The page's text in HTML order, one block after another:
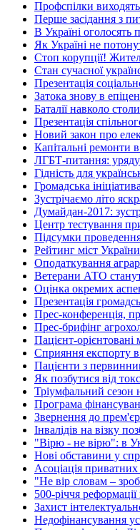
Профспілки
Перше засідання з
В Україні оголосять
Як Україні не
Стоп корупції!
Стан сучасної
Презентація
Затока знову в
Баталії навколо
Презентація
Новий закон про
Капітальні ремонти
ЛГБТ-питання: уряду
Гідність для
Громадська
Зустрічаємо літо
Думайдан-2017:
Центр тестування
Підсумки
Рейтинг міст
Оподаткування
Ветерани АТО
Оцінка окремих
Презентація
Прес-конференція,
Прес-брифінг
Пацієнт-орієнтовані
Сприяння експорту в
Пацієнти з
Як позбутися від
Тріумфальний сезон
Програма
Звернення до
Інвалідів на візку
"Вірю - не вірю": в
Нові обставини у
Асоціація
"Не вір словам –
500-річчя реформації
Захист
Недофінансування